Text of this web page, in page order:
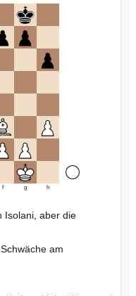
f g h
Isolani, aber die
am